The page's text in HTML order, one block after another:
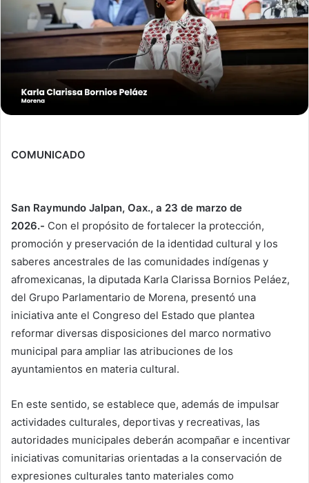
COMUNICADO
San Raymundo Jalpan, Oax., a 23 de marzo de
2026.- Con el propósito de fortalecer la protección,
promoción y preservación de la identidad cultural y los
saberes ancestrales de las comunidades indígenas y
afromexicanas, la diputada Karla Clarissa Bornios Peláez,
del Grupo Parlamentario de Morena, presentó una
iniciativa ante el Congreso del Estado que plantea
reformar diversas disposiciones del marco normativo
municipal para ampliar las atribuciones de los
ayuntamientos en materia cultural.
En este sentido, se establece que, además de impulsar
actividades culturales, deportivas y recreativas, las
autoridades municipales deberán acompañar e incentivar
iniciativas comunitarias orientadas a la conservación de
expresiones culturales tanto materiales como